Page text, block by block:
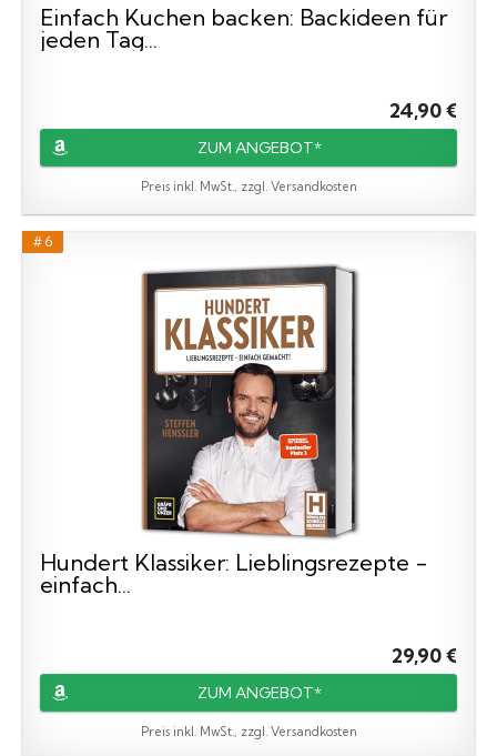
Einfach Kuchen backen: Backideen für
jeden Tag...
24,90 €
ZUM ANGEBOT*
Preis inkl. MwSt., zzgl. Versandkosten
# 6
Hundert Klassiker: Lieblingsrezepte -
einfach...
29,90 €
ZUM ANGEBOT*
Preis inkl. MwSt., zzgl. Versandkosten